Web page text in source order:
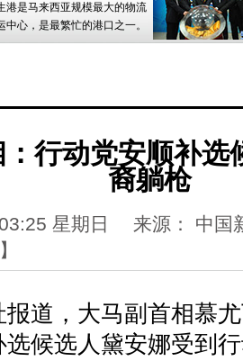
来西亚双城记(图) 安倍与马来
马槟州福建会馆：非福建籍福建人太太可
港是马来西亚规模最大的物流
中心，是最繁忙的港口之一。
行动党安顺补选
裔躺枪
星期日 来源： 中
】
，大马副首相慕尤
选候选人黛安娜受到